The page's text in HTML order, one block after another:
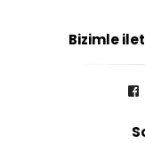
Bizimle